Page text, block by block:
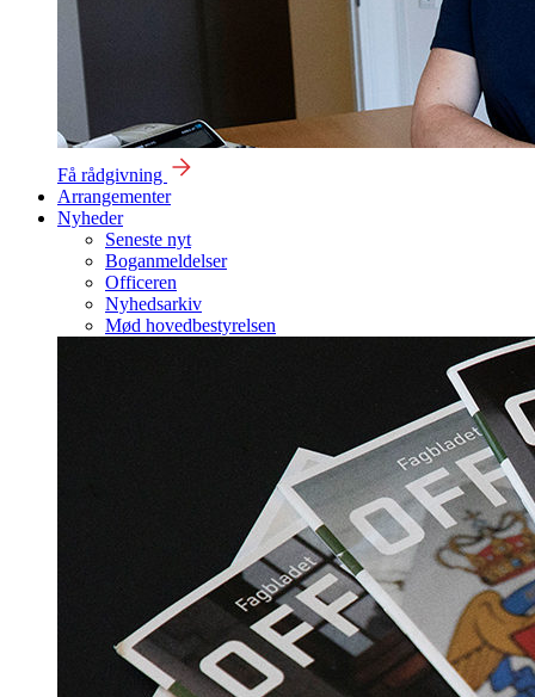
Få rådgivning
Arrangementer
Nyheder
Seneste nyt
Boganmeldelser
Officeren
Nyhedsarkiv
Mød hovedbestyrelsen